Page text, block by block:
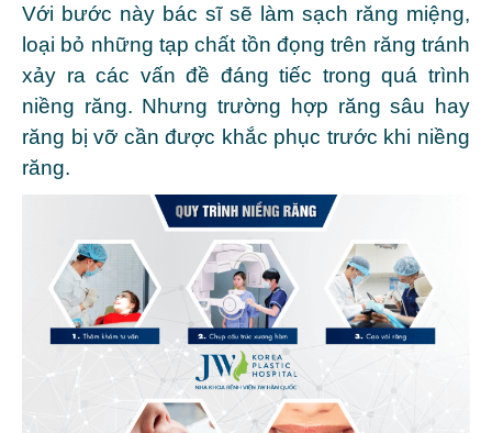
Với bước này bác sĩ sẽ làm sạch răng miệng,
loại bỏ những tạp chất tồn đọng trên răng tránh
xảy ra các vấn đề đáng tiếc trong quá trình
niềng răng. Nhưng trường hợp răng sâu hay
răng bị vỡ cần được khắc phục trước khi niềng
răng.